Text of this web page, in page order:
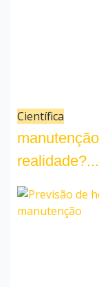
Científica
realidade?...